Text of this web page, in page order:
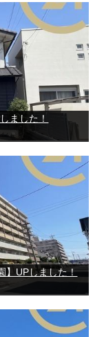
ました！
】UPしました！